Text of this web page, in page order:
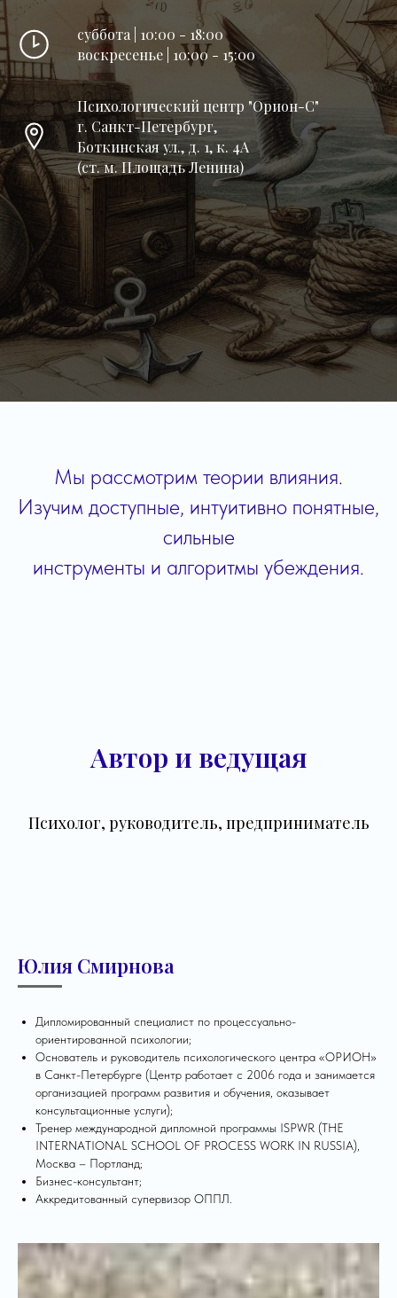
суббота | 10:00 - 18:00
воскресенье | 10:00 - 15:00
Психологический центр "Орион-С"
г. Санкт-Петербург,
Боткинская ул., д. 1, к. 4А
(ст. м. Площадь Ленина)
Мы рассмотрим теории влияния.
Изучим доступные, интуитивно понятные,
сильные
инструменты и алгоритмы убеждения.
Автор и ведущая
Психолог, руководитель, предприниматель
Юлия Смирнова
Дипломированный специалист по процессуально-
ориентированной психологии;
Основатель и руководитель психологического центра «ОРИОН»
в Санкт-Петербурге (Центр работает с 2006 года и занимается
организацией программ развития и обучения, оказывает
консультационные услуги);
Тренер международной дипломной программы ISPWR (THE
INTERNATIONAL SCHOOL OF PROCESS WORK IN RUSSIA),
Москва – Портланд;
Бизнес-консультант;
Аккредитованный супервизор ОППЛ.